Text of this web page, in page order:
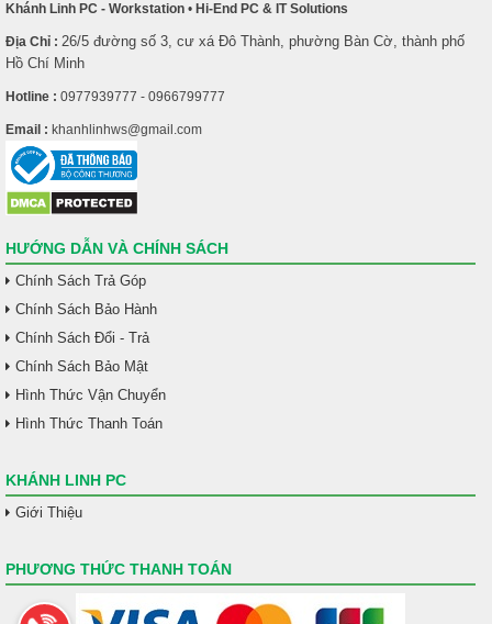
Khánh Linh PC - Workstation • Hi-End PC & IT Solutions
Địa Chỉ : 26/5 đường số 3, cư xá Đô Thành, phường Bàn Cờ, thành phố
Hồ Chí Minh
Hotline : 0977939777 - 0966799777
Email : khanhlinhws@gmail.com
HƯỚNG DẪN VÀ CHÍNH SÁCH
Chính Sách Trả Góp
Chính Sách Bảo Hành
Chính Sách Đổi - Trả
Chính Sách Bảo Mật
Hình Thức Vận Chuyển
Hình Thức Thanh Toán
KHÁNH LINH PC
Giới Thiệu
PHƯƠNG THỨC THANH TOÁN